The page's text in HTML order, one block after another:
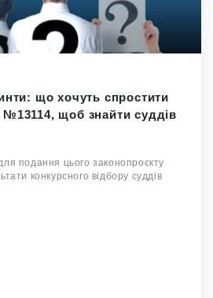
що хочуть спростити
щоб знайти суддів
подання цього законопроєкту
конкурсного відбору суддів